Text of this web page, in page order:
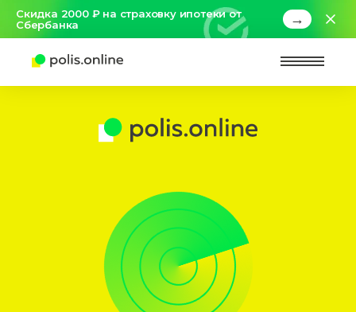
Скидка 2000 ₽ на страховку ипотеки от
Сбербанка
→